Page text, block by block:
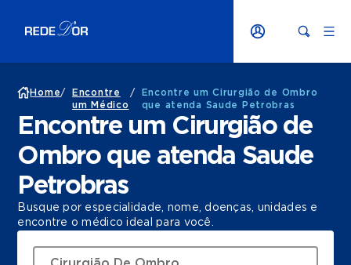
Home/
Encontre
um Médico
/
Encontre um Cirurgião de Ombro
que atenda Saude Petrobras
Encontre um Cirurgião de
Ombro que atenda Saude
Petrobras
Busque por especialidade, nome, doenças, unidades e
encontre o médico ideal para você.